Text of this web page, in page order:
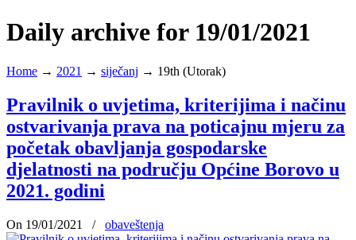
Daily archive for 19/01/2021
Home → 2021 → siječanj → 19th (Utorak)
Pravilnik o uvjetima, kriterijima i načinu
ostvarivanja prava na poticajnu mjeru za
početak obavljanja gospodarske
djelatnosti na području Općine Borovo u
2021. godini
On 19/01/2021 / obaveštenja